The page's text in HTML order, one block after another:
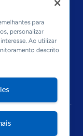
para
personalizar
Ao utilizar
descrito